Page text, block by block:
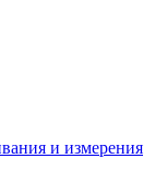
и измерения